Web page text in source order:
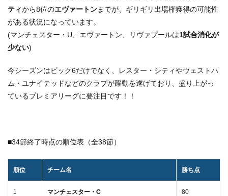
ティから8位のエヴァートンまでが、ギリギリ出場権獲得の可能性
がある状況になっています。
(マンチェスター・U、エヴァートン、リヴァプールは1試合消化が
少ない)
今シーズンはビック6だけでなく、レスター・シティやウェストハ
ム・ユナイテッドなどのクラブが躍動を遂げており、盛り上がっ
ているプレミアリーグに要注目です！！
■34節終了時点の順位表（全38節）
順位 チーム名 勝ち点
1 マンチェスター・C 80